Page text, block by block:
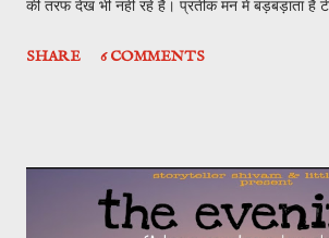
की तरफ देख भी नही रहे है। प्रतीक मन में बड़बड़ाता है
पड़ती है, बने वो झोपडी घरो पर गरीबी और गंदगी में
प्रयागराज स्टेशन पर आ चुकी थी, प्रतीक केबिन में अंदर
बैठी थी, तभी अजानक लगे ब्रेक से उसकी नजर सीट के
SHARE 6 COMMENTS